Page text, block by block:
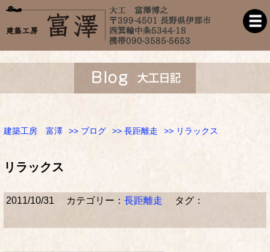
建築工房 富澤 >> ブログ >> 長距離走 >> リラックス
リラックス
2011/10/31 カテゴリー： 長距離走 タグ：